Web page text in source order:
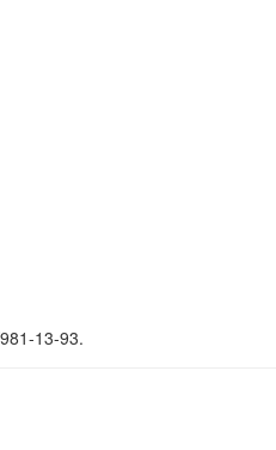
13-93.